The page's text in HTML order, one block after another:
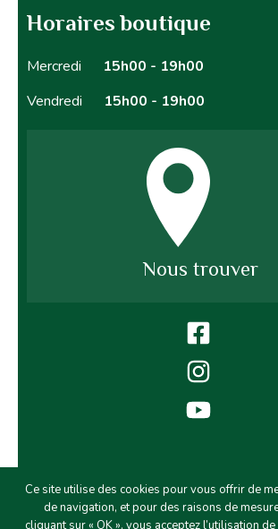
Horaires boutique
Mercredi 15h00 - 19h00
Vendredi 15h00 - 19h00
Nous trouver
Mentions légales et politique de
Ce site utilise des cookies pour vous offrir de
de navigation, et pour des raisons de mesure
cliquant sur « OK », vous acceptez l’utilisation